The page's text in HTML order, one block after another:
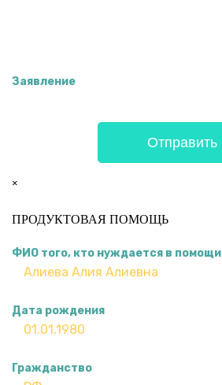
Заявление
×
ПРОДУКТОВАЯ ПОМОЩЬ
ФИО того, кто нуждается в помощи
Дата рождения
Гражданство